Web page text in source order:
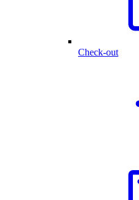
Check-out